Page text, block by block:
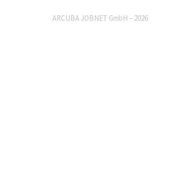
ARCUBA JOBNET GmbH – 2026